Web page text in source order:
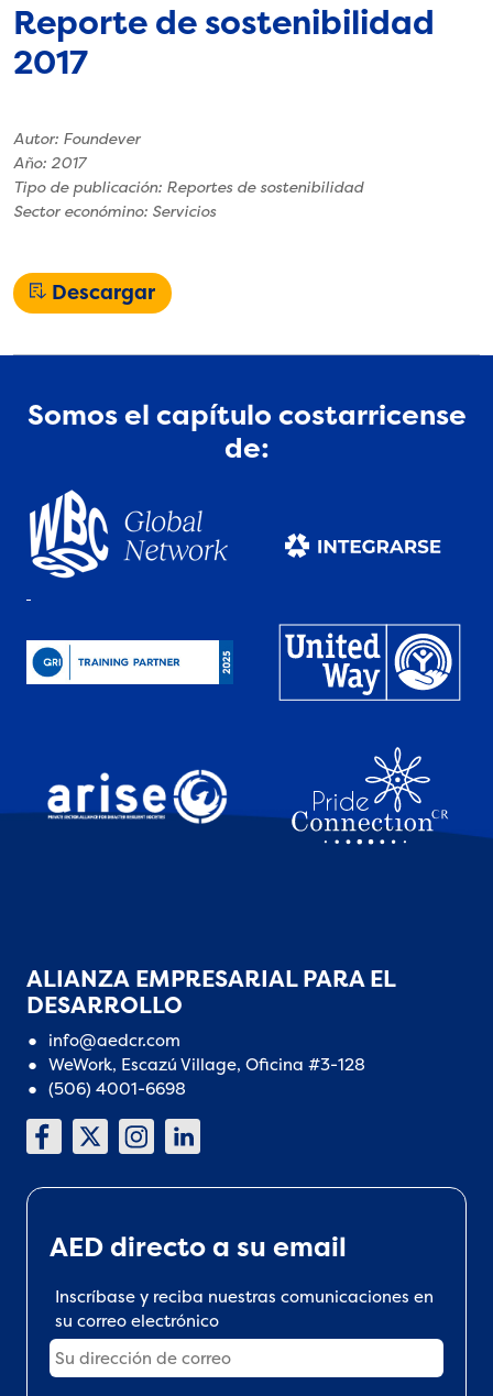
Reporte de sostenibilidad
2017
Autor: Foundever
Año: 2017
Tipo de publicación: Reportes de sostenibilidad
Sector económino: Servicios
Descargar
Somos el capítulo costarricense
de:
ALIANZA EMPRESARIAL PARA EL
DESARROLLO
info@aedcr.com
WeWork, Escazú Village, Oficina #3-128
(506) 4001-6698
AED directo a su email
Inscríbase y reciba nuestras comunicaciones en
su correo electrónico